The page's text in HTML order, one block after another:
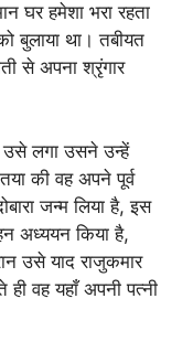
घर हमेशा भरा रहता
बुलाया था। तबीयत
से अपना श्रृंगार
उसे लगा उसने उन्हें
की वह अपने पूर्व
जन्म लिया है, इस
अध्ययन किया है,
उसे याद राजुकमार
वह यहाँ अपनी पत्नी